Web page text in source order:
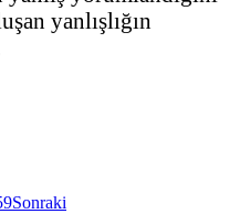
yanlışlığın
Sonraki